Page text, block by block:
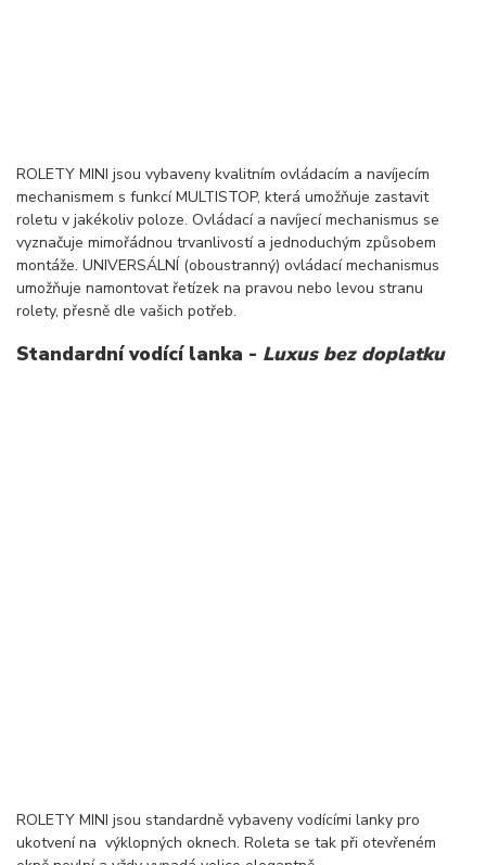
ROLETY MINI jsou vybaveny kvalitním ovládacím a navíjecím
mechanismem s funkcí MULTISTOP, která umožňuje zastavit
roletu v jakékoliv poloze. Ovládací a navíjecí mechanismus se
vyznačuje mimořádnou trvanlivostí a jednoduchým způsobem
montáže. UNIVERSÁLNÍ (oboustranný) ovládací mechanismus
umožňuje namontovat řetízek na pravou nebo levou stranu
rolety, přesně dle vašich potřeb.
Standardní vodící lanka - Luxus bez doplatku
ROLETY MINI jsou standardně vybaveny vodícími lanky pro
ukotvení na výklopných oknech. Roleta se tak při otevřeném